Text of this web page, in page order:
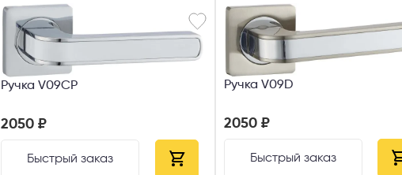
Ручка V09CP
2050 ₽
Быстрый заказ
Ручка V09D
2050 ₽
Быстрый заказ